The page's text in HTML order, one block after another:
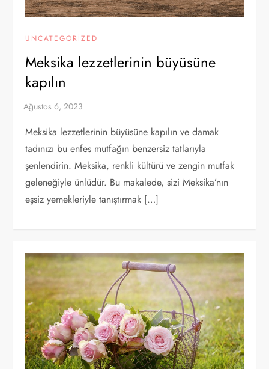
UNCATEGORIZED
Meksika lezzetlerinin büyüsüne
kapılın
Meksika lezzetlerinin büyüsüne kapılın ve damak
tadınızı bu enfes mutfağın benzersiz tatlarıyla
şenlendirin. Meksika, renkli kültürü ve zengin mutfak
geleneğiyle ünlüdür. Bu makalede, sizi Meksika’nın
eşsiz yemekleriyle tanıştırmak […]